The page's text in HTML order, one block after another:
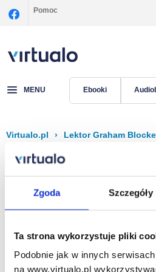
Zgoda Szczegóły
Ta strona wykorzystuje pliki
Podobnie jak w innych
na www.virtualo.pl
Pomoc
MENU Ebooki
Virtualo.pl › Lektor Graham
Filtruj